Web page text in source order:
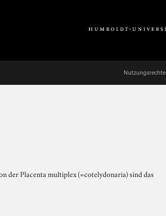
Nutzungsrechte
der Placenta multiplex (=cotelydonaria) sind das